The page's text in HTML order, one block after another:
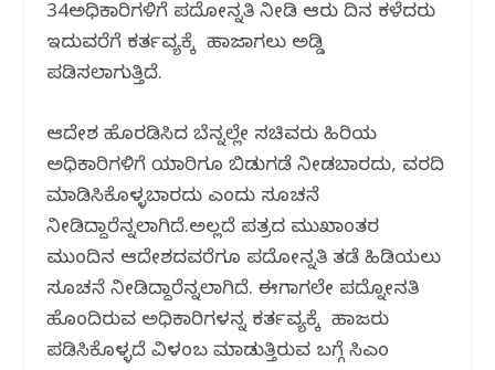
34ಅಧಿಕಾರಿಗಳಿಗೆ ಪದೋನ್ನತಿ ನೀಡಿ ಆರು ದಿನ ಕಳೆದರು
ಇದುವರೆಗೆ ಕರ್ತವ್ಯಕ್ಕೆ ಹಾಜರಾಗಲು ಅಡ್ಡಿ
ಪಡಿಸಲಾಗುತ್ತಿದೆ.
ಆದೇಶ ಹೊರಡಿಸಿದ ಬೆನ್ನಲ್ಲೇ ಸಚಿವರು ಹಿರಿಯ
ಅಧಿಕಾರಿಗಳಿಗೆ ಯಾರಿಗೂ ಬಿಡುಗಡೆ ನೀಡಬಾರದು, ವರದಿ
ಮಾಡಿಸಿಕೊಳ್ಳಬಾರದು ಎಂದು ಸೂಚನೆ
ನೀಡಿದ್ದಾರೆನ್ನಲಾಗಿದೆ.ಅಲ್ಲದೆ ಪತ್ರದ ಮುಖಾಂತರ
ಮುಂದಿನ ಆದೇಶದವರೆಗೂ ಪದೋನ್ನತಿ ತಡೆ ಹಿಡಿಯಲು
ಸೂಚನೆ ನೀಡಿದ್ದಾರೆನ್ನಲಾಗಿದೆ‌. ಈಗಾಗಲೇ ಪದ್ನೋನತಿ
ಹೊಂದಿರುವ ಅಧಿಕಾರಿಗಳನ್ನ ಕರ್ತವ್ಯಕ್ಕೆ ಹಾಜರು
ಪಡಿಸಿಕೊಳ್ಳದೆ ವಿಳಂಬ ಮಾಡುತ್ತಿರುವ ಬಗ್ಗೆ ಸಿಎಂ